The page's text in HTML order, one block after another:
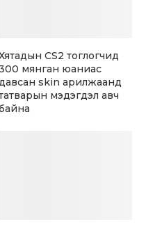
CS2 тоглогчид
мянган юаниас
skin арилжаанд
мэдэгдэл авч